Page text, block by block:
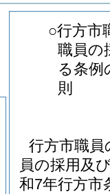
○行方市
職員の
る条例
則
行方市職員
員の採用及
和7年行方市